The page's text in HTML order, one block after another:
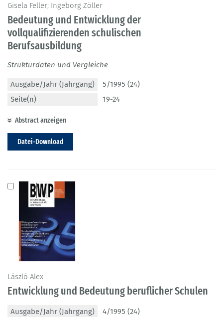
Gisela Feller; Ingeborg Zöller
Bedeutung und Entwicklung der
vollqualifizierenden schulischen
Berufsausbildung
Strukturdaten und Vergleiche
Ausgabe/Jahr (Jahrgang)
5/1995 (24)
Seite(n)
19-24
Abstract anzeigen
Datei-Download
László Alex
Entwicklung und Bedeutung beruflicher Schulen
Ausgabe/Jahr (Jahrgang)
4/1995 (24)